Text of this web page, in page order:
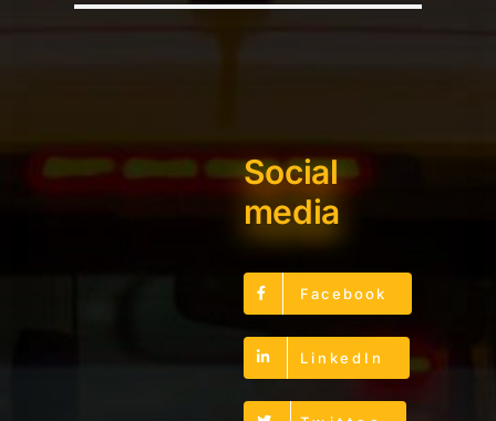
Social
media
Facebook
LinkedIn